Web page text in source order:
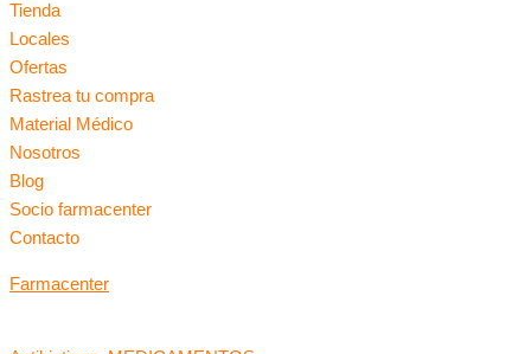
Tienda
Locales
Ofertas
Rastrea tu compra
Material Médico
Nosotros
Blog
Socio farmacenter
Contacto
Farmacenter